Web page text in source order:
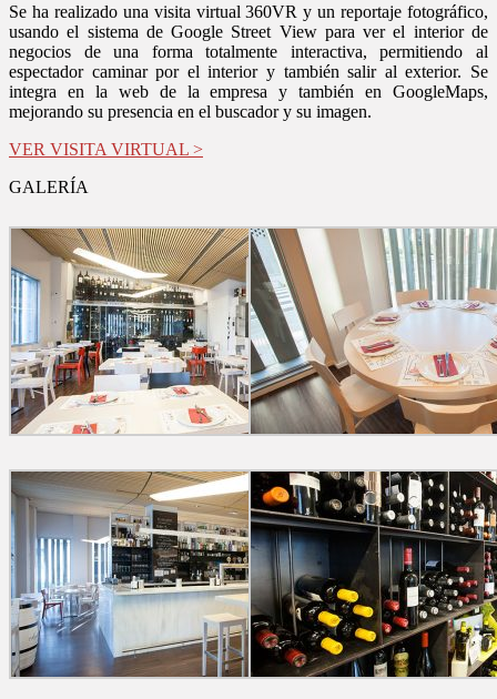
Se ha realizado una visita virtual 360VR y un reportaje fotográfico,
usando el sistema de Google Street View para ver el interior de
negocios de una forma totalmente interactiva, permitiendo al
espectador caminar por el interior y también salir al exterior. Se
integra en la web de la empresa y también en GoogleMaps,
mejorando su presencia en el buscador y su imagen.
VER VISITA VIRTUAL >
GALERÍA